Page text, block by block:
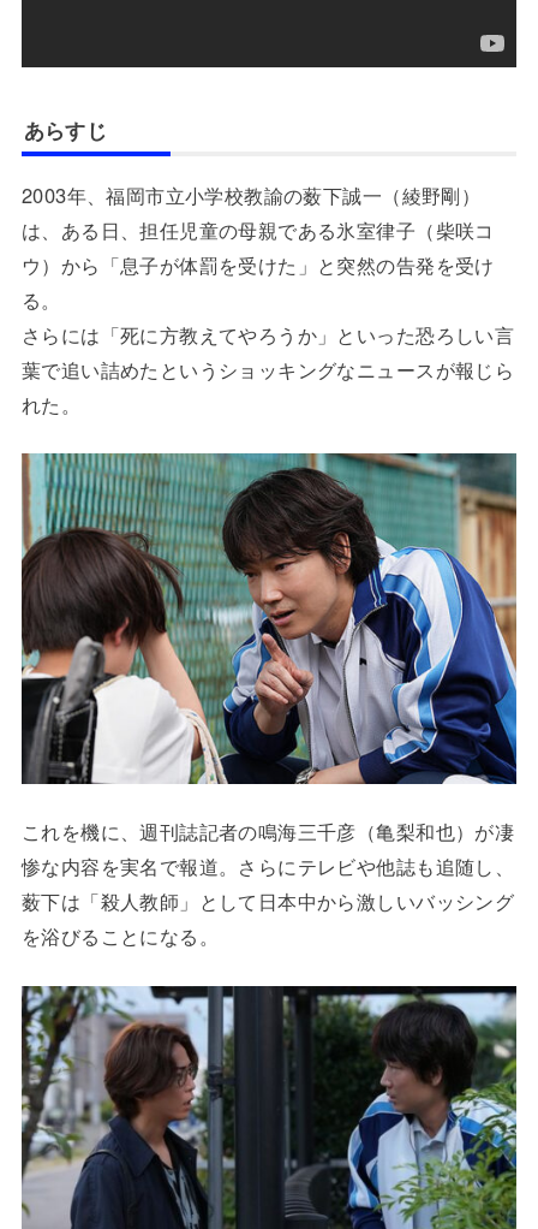
あらすじ
2003年、福岡市立小学校教諭の薮下誠一（綾野剛）
は、ある日、担任児童の母親である氷室律子（柴咲コ
ウ）から「息子が体罰を受けた」と突然の告発を受け
る。
さらには「死に方教えてやろうか」といった恐ろしい言
葉で追い詰めたというショッキングなニュースが報じら
れた。
これを機に、週刊誌記者の鳴海三千彦（亀梨和也）が凄
惨な内容を実名で報道。さらにテレビや他誌も追随し、
薮下は「殺人教師」として日本中から激しいバッシング
を浴びることになる。